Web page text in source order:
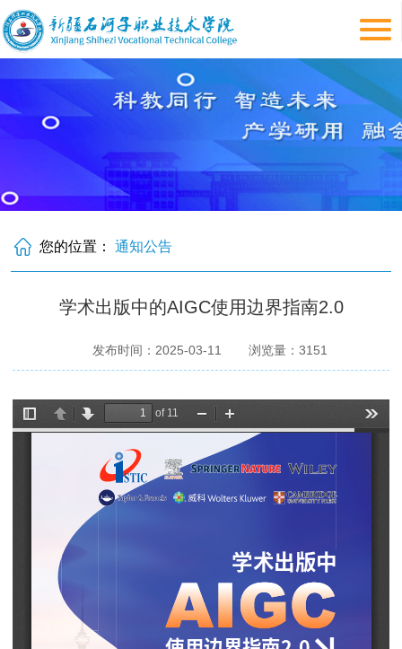
您的位置：通知公告
学术出版中的AIGC使用边界指南2.0
发布时间：2025-03-11 浏览量： 3151